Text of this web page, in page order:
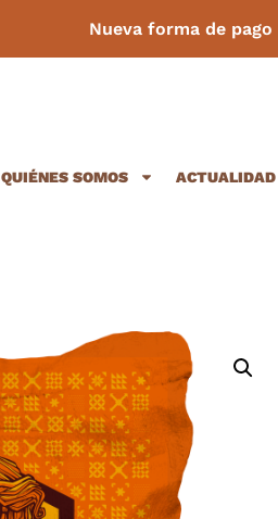
Nueva forma de pago
QUIÉNES SOMOS ACTUALIDAD